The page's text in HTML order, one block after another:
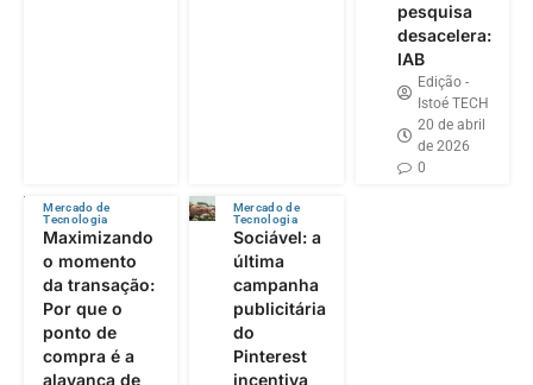
pesquisa
desacelera:
IAB
Edição -
Istoé TECH
20 de abril
de 2026
0
Mercado de
Tecnologia
Maximizando
o momento
da transação:
Por que o
ponto de
compra é a
alavanca de
Mercado de
Tecnologia
Sociável: a
última
campanha
publicitária
do
Pinterest
incentiva